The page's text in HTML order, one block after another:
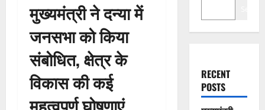
मुख्यमंत्री ने दन्या में
जनसभा को किया
संबोधित, क्षेत्र के
विकास की कई
महत्वपूर्ण घोषणाएं
RECENT
POSTS